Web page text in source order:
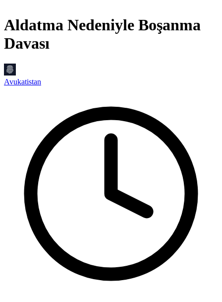
Aldatma Nedeniyle Boşanma
Davası
Avukatistan